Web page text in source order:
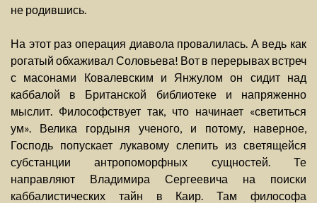
не родившись.
На этот раз операция диавола провалилась. А ведь как
рогатый обхаживал Соловьева! Вот в перерывах встреч
с масонами Ковалевским и Янжулом он сидит над
каббалой в Британской библиотеке и напряженно
мыслит. Философствует так, что начинает «светиться
ум». Велика гордыня ученого, и потому, наверное,
Господь попускает лукавому слепить из светящейся
субстанции антропоморфных сущностей. Те
направляют Владимира Сергеевича на поиски
каббалистических тайн в Каир. Там философа